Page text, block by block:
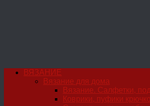
ВЯЗАНИЕ
Вязание для дома
Вязание. Салфетки,
Коврики, пуфики